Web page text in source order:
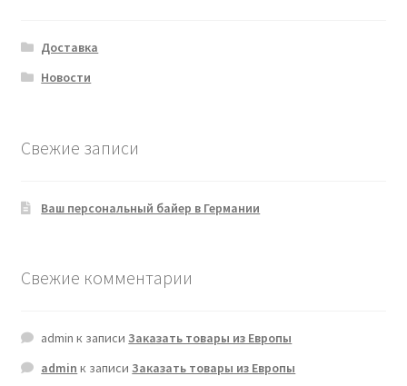
Доставка
Новости
Свежие записи
Ваш персональный байер в Германии
Свежие комментарии
admin к записиЗаказать товары из Европы
admin к записиЗаказать товары из Европы